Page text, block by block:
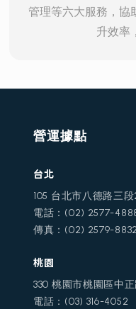
管理等六大服務，協
升效率
營運據點
台北
105 台北市八德路三
電話：(02) 2577-
傳真：(02) 2579-
桃園
330 桃園市桃園區中正
電話：(03) 316-4052